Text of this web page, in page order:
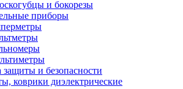
и бокорезы
приборы
защиты и безопасности
коврики диэлектрические